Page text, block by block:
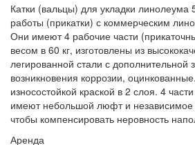
Катки (вальцы) для укладки линолеума
работы (прикатки) с коммерческим
Они имеют 4 рабочие части
весом в 60 кг, изготовлены из
легированной стали с дополнительной
возникновения коррозии,
износостойкой краской в 2 слоя. 4
имеют небольшой люфт и независимое
чтобы компенсировать неровность
Аренда